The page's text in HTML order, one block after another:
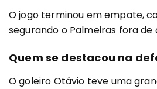
O jogo terminou em empate,
segurando o Palmeiras fora de
Quem se destacou na
O goleiro Otávio teve uma